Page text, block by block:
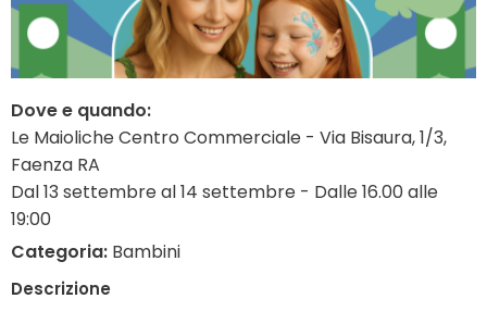
Dove e quando:
Le Maioliche Centro Commerciale - Via Bisaura, 1/3,
Faenza RA
Dal 13 settembre al 14 settembre - Dalle 16.00 alle
19:00
Categoria: Bambini
Descrizione